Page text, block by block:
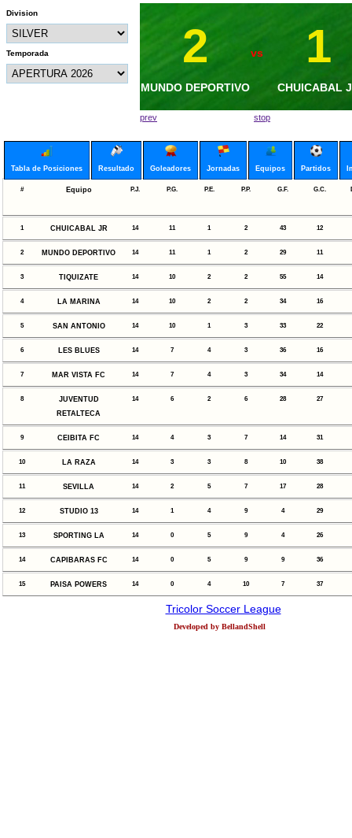
Division
Temporada 2
MUNDO DEPORTIVO
vs 1
CHUICABAL
0
MAR VISTA FC
vs 1
MUNDO
prev stop
Tabla de Posiciones Resultado Goleadores Jornadas Equipos Partidos
# Equipo P.J. P.G. P.E. P.P. G.F. G.C.
1 CHUICABAL JR 14 11 1 2 43 12
2 MUNDO DEPORTIVO 14 11 1 2 29 11
3 TIQUIZATE 14 10 2 2 55 14
4 LA MARINA 14 10 2 2 34 16
5 SAN ANTONIO 14 10 1 3 33 22
6 LES BLUES 14 7 4 3 36 16
7 MAR VISTA FC 14 7 4 3 34 14
8
JUVENTUD
RETALTECA
14 6 2 6 28 27
9 CEIBITA FC 14 4 3 7 14 31
10 LA RAZA 14 3 3 8 10 38
11 SEVILLA 14 2 5 7 17 28
12 STUDIO 13 14 1 4 9 4 29
13 SPORTING LA 14 0 5 9 4 26
14 CAPIBARAS FC 14 0 5 9 9 36
15 PAISA POWERS 14 0 4 10 7 37
Tricolor Soccer League
Developed by BellandShell